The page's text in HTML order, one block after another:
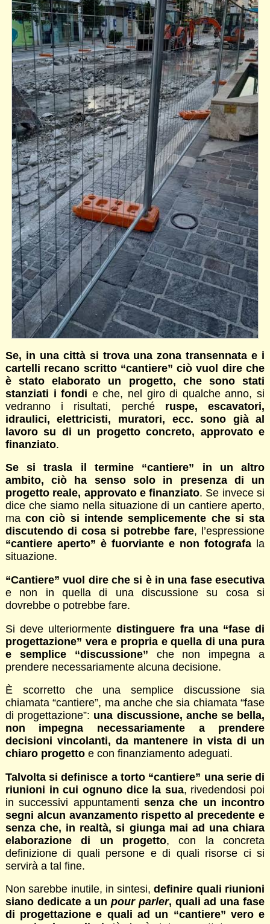
Se, in una città si trova una zona transennata e i
cartelli recano scritto “cantiere” ciò vuol dire che
è stato elaborato un progetto, che sono stati
stanziati i fondi e che, nel giro di qualche anno, si
vedranno i risultati, perché ruspe, escavatori,
idraulici, elettricisti, muratori, ecc. sono già al
lavoro su di un progetto concreto, approvato e
finanziato.
Se si trasla il termine “cantiere” in un altro
ambito, ciò ha senso solo in presenza di un
progetto reale, approvato e finanziato. Se invece si
dice che siamo nella situazione di un cantiere aperto,
macon ciò si intende semplicemente che si sta
discutendo di cosa si potrebbe fare, l’espressione
“cantiere aperto” è fuorviante e non fotografa la
situazione.
“Cantiere” vuol dire che si è in una fase esecutiva
e non in quella di una discussione su cosa si
dovrebbe o potrebbe fare.
Si deve ulteriormentedistinguere fra una “fase di
progettazione” vera e propria e quella di una pura
e semplice “discussione” che non impegna a
prendere necessariamente alcuna decisione.
È scorretto che una semplice discussione sia
chiamata “cantiere”, ma anche che sia chiamata “fase
di progettazione”: una discussione, anche se bella,
non impegna necessariamente a prendere
decisioni vincolanti, da mantenere in vista di un
chiaro progettoe con finanziamento adeguati.
Talvolta si definisce a torto “cantiere” una serie di
riunioni in cui ognuno dice la sua, rivedendosi poi
in successivi appuntamenti senza che un incontro
segni alcun avanzamento rispetto al precedente e
senza che, in realtà, si giunga mai ad una chiara
elaborazione di un progetto, con la concreta
definizione di quali persone e di quali risorse ci si
servirà a tal fine.
Non sarebbe inutile, in sintesi,definire quali riunioni
siano dedicate a unpour parler, quali ad una fase
di progettazione e quali ad un “cantiere” vero e